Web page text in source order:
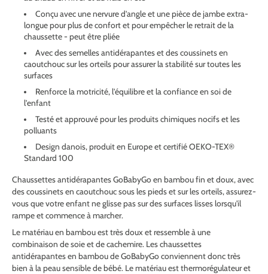
Conçu avecune nervure d'angle et une pièce de jambe extra-
longue pour plus de confort et pour empêcher le retrait de la
chaussette - peut être pliée
Avec des semelles antidérapantes et des coussinets en
caoutchouc sur les orteils pour assurer la stabilité sur toutes les
surfaces
Renforce la motricité, l'équilibre et la confiance en soi de
l'enfant
Testé et approuvé pour les produits chimiques nocifs et les
polluants
Design danois, produit en Europe et certifié OEKO-TEX®
Standard 100
Chaussettes antidérapantes GoBabyGo en bambou fin et doux, avec
des coussinets en caoutchoucsous les pieds et sur les orteils, assurez-
vous que votre enfant ne glisse pas sur des surfaces lisses lorsqu'il
rampe et commence à marcher.
Le matériau en bambou est très doux et ressemble à une
combinaison de soie et de cachemire. Les chaussettes
antidérapantes en bambou de GoBabyGo conviennent donc très
bien à la peau sensible de bébé. Le matériau est thermorégulateur et